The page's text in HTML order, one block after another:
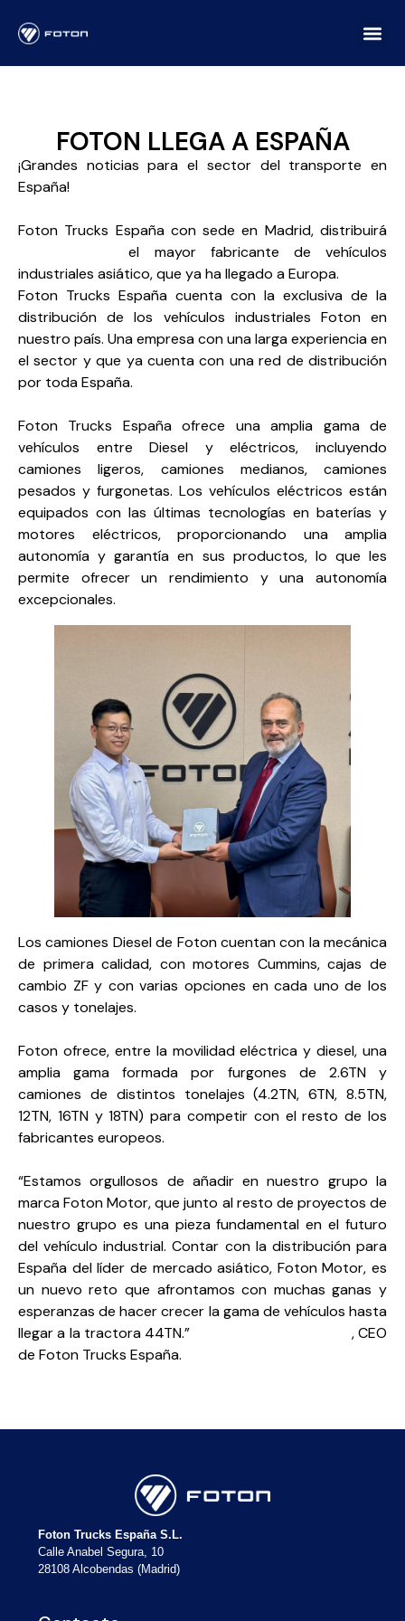
FOTON LLEGA A ESPAÑA
¡Grandes noticias para el sector del transporte en
España!
Foton Trucks España con sede en Madrid, distribuirá
el mayor fabricante de vehículos
industriales asiático, que ya ha llegado a Europa.
Foton Trucks España cuenta con la exclusiva de la
distribución de los vehículos industriales Foton en
nuestro país. Una empresa con una larga experiencia en
el sector y que ya cuenta con una red de distribución
por toda España.
Foton Trucks España ofrece una amplia gama de
vehículos entre Diesel y eléctricos, incluyendo
camiones ligeros, camiones medianos, camiones
pesados y furgonetas. Los vehículos eléctricos están
equipados con las últimas tecnologías en baterías y
motores eléctricos, proporcionando una amplia
autonomía y garantía en sus productos, lo que les
permite ofrecer un rendimiento y una autonomía
excepcionales.
Los camiones Diesel de Foton cuentan con la mecánica
de primera calidad, con motores Cummins, cajas de
cambio ZF y con varias opciones en cada uno de los
casos y tonelajes.
Foton ofrece, entre la movilidad eléctrica y diesel, una
amplia gama formada por furgones de 2.6TN y
camiones de distintos tonelajes (4.2TN, 6TN, 8.5TN,
12TN, 16TN y 18TN) para competir con el resto de los
fabricantes europeos.
“Estamos orgullosos de añadir en nuestro grupo la
marca Foton Motor, que junto al resto de proyectos de
nuestro grupo es una pieza fundamental en el futuro
del vehículo industrial. Contar con la distribución para
España del líder de mercado asiático, Foton Motor, es
un nuevo reto que afrontamos con muchas ganas y
esperanzas de hacer crecer la gama de vehículos hasta
llegar a la tractora 44TN.”
, CEO
de Foton Trucks España.
Foton Trucks España S.L.
Calle Anabel Segura, 10
28108 Alcobendas (Madrid)